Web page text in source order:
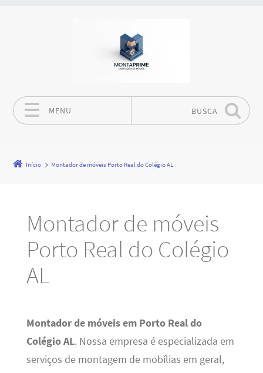
MENU BUSCA
Início Montador de móveis Porto Real do Colégio AL
Montador de móveis
Porto Real do Colégio
AL
Montador de móveis em Porto Real do
Colégio AL. Nossa empresa é especializada em
serviços de montagem de mobílias em geral,